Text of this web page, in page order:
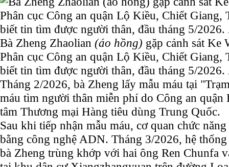
Bà Zheng Zhaolian (áo hồng) gặp cảnh sát Ke
Phân cục Công an quận Lộ Kiều, Chiết Giang,
biết tin tìm được người thân, đầu tháng 5/
Tháng 2/2026, bà Zheng lấy mẫu máu tại
máu tìm người thân miễn phí do Công an
tâm Thương mại Hàng tiêu dùng Trung Quốc.
Sau khi tiếp nhận mẫu máu, cơ quan chức
bằng công nghệ ADN. Tháng 3/2026, hệ
bà Zheng trùng khớp với hai ông Ren Chunfa